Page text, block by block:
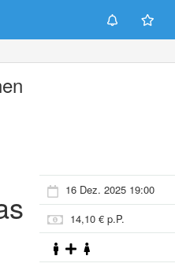
16 Dez. 2025 19:00
14,10 € p.P.